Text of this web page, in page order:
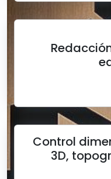
Control
3D,